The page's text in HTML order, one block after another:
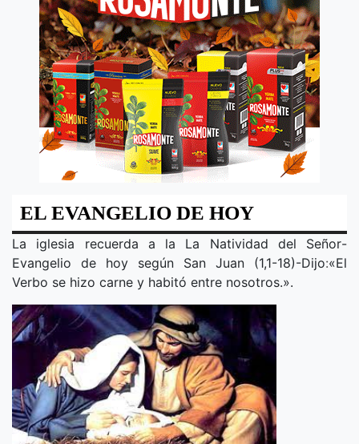
EL EVANGELIO DE HOY
La iglesia recuerda a la La Natividad del Señor-
Evangelio de hoy según San Juan (1,1-18)-Dijo:«El
Verbo se hizo carne y habitó entre nosotros.».